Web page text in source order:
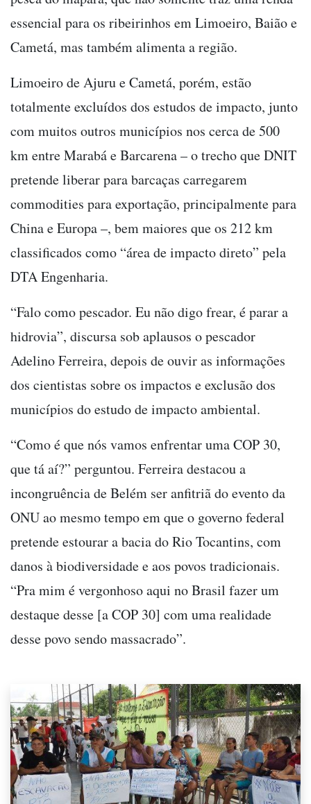
essencial para os ribeirinhos em Limoeiro, Baião e
Cametá, mas também alimenta a região.
Limoeiro de Ajuru e Cametá, porém, estão
totalmente excluídos dos estudos de impacto, junto
com muitos outros municípios nos cerca de 500
km entre Marabá e Barcarena – o trecho que DNIT
pretende liberar para barcaças carregarem
commodities para exportação, principalmente para
China e Europa –, bem maiores que os 212 km
classificados como “área de impacto direto” pela
DTA Engenharia.
“Falo como pescador. Eu não digo frear, é parar a
hidrovia”, discursa sob aplausos o pescador
Adelino Ferreira, depois de ouvir as informações
dos cientistas sobre os impactos e exclusão dos
municípios do estudo de impacto ambiental.
“Como é que nós vamos enfrentar uma COP 30,
que tá aí?” perguntou. Ferreira destacou a
incongruência de Belém ser anfitriã do evento da
ONU ao mesmo tempo em que o governo federal
pretende estourar a bacia do Rio Tocantins, com
danos à biodiversidade e aos povos tradicionais.
“Pra mim é vergonhoso aqui no Brasil fazer um
destaque desse [a COP 30] com uma realidade
desse povo sendo massacrado”.